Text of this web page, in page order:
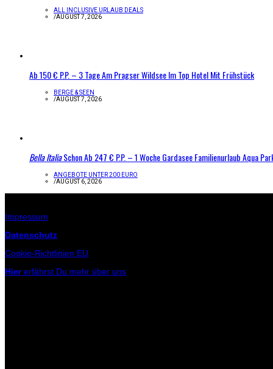
ALL INCLUSIVE URLAUB DEALS
/AUGUST 7, 2026
Ab 150 € P.P. – 3 Tage Am Pragser Wildsee Im Top Hotel Mit Frühstück
BERGE & SEEN
/AUGUST 7, 2026
Bella ItaliaSchon Ab 247 € P.P. – 1 Woche Gardasee Familienurlaub Aqua
ANGEBOTE UNTER 200 EURO
/AUGUST 6, 2026
Impressum
Datenschutz
Cookie-Richtlinien EU
Hiererfährst Du mehr über uns